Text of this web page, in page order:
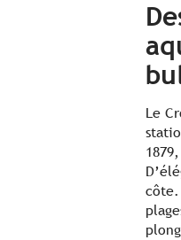
Le
côte.